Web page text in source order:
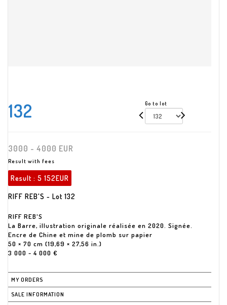
132 Go to lot
3000 - 4000 EUR
Result with fees
Result : 5 152EUR
RIFF REB'S - Lot 132
RIFF REB'S
La Barre, illustration originale réalisée en 2020. Signée.
Encre de Chine et mine de plomb sur papier
50 × 70 cm (19,69 × 27,56 in.)
3 000 - 4 000 €
MY ORDERS
SALE INFORMATION